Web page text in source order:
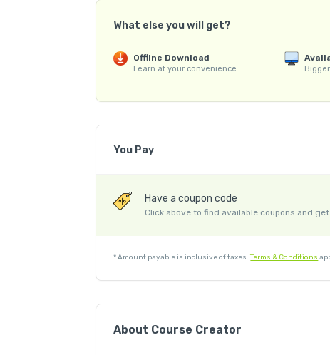
✅ Tally Prime हिंदी E – Book
What else you will get?
Offline Download
Learn at your convenience
You Pay
G.S.T. (18%)Have a coupon code
Click above to find available coupons and
*Amount payable is inclusive of taxes. Terms & Conditions
About Course Creator